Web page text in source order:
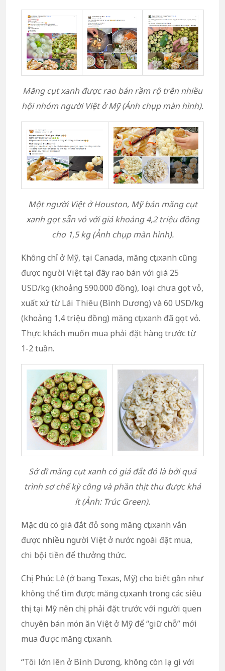
Măng cụt xanh được rao bán rầm rộ trên nhiều
hội nhóm người Việt ở Mỹ (Ảnh chụp màn hình).
Một người Việt ở Houston, Mỹ bán măng cụt
xanh gọt sẵn vỏ với giá khoảng 4,2 triệu đồng
cho 1,5 kg (Ảnh chụp màn hình).
Không chỉ ở Mỹ, tại Canada, măng cụt xanh cũng
được người Việt tại đây rao bán với giá 25
USD/kg (khoảng 590.000 đồng), loại chưa gọt vỏ,
xuất xứ từ Lái Thiêu (Bình Dương) và 60 USD/kg
(khoảng 1,4 triệu đồng) măng cụt xanh đã gọt vỏ.
Thực khách muốn mua phải đặt hàng trước từ
1-2 tuần.
Sở dĩ măng cụt xanh có giá đắt đỏ là bởi quá
trình sơ chế kỳ công và phần thịt thu được khá
ít (Ảnh: Trúc Green).
Mặc dù có giá đắt đỏ song măng cụt xanh vẫn
được nhiều người Việt ở nước ngoài đặt mua,
chi bội tiền để thưởng thức.
Chị Phúc Lê (ở bang Texas, Mỹ) cho biết gần như
không thể tìm được măng cụt xanh trong các siêu
thị tại Mỹ nên chị phải đặt trước với người quen
chuyên bán món ăn Việt ở Mỹ để “giữ chỗ” mới
mua được măng cụt xanh.
“Tôi lớn lên ở Bình Dương, không còn lạ gì với